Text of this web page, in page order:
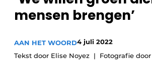
Privacy / Cookie statement
Vacature aanmelden
Video’s
mensen brengen’
AAN HET WOORD4 juli 2022
Tekst door Elise Noyez
Fotografie